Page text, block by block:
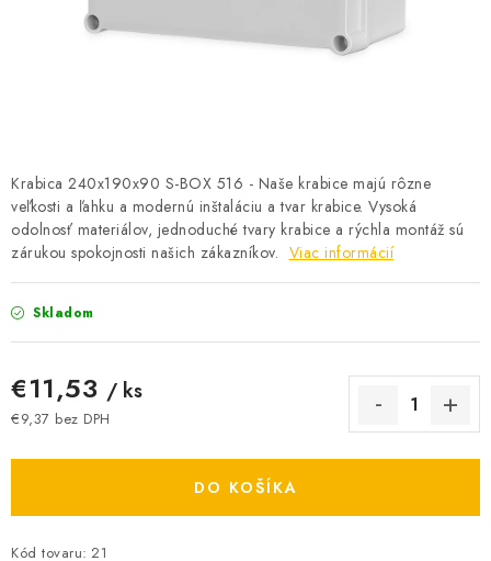
OBCHOD
O NÁS
ELEKTRICKÉ VYKUROVANIE A VENTILÁCIA
SVIETIDLÁ A SVETELNÉ ZDROJE
ÚLOŽNÝ MATERIÁL
ZÁSUVKY A VYPÍNAČE
DOMÁCNOSŤ
ELEKTROMEROVÉ ROZVÁDZAČE
Krabica 240x190x90 S-BOX 516 - Naše krabice majú rôzne
veľkosti a ľahku a modernú inštaláciu a tvar krabice. Vysoká
odolnosť materiálov, jednoduché tvary krabice a rýchla montáž sú
zárukou spokojnosti našich zákazníkov. Viac informácií
Skladom
€11,53 / ks
€9,37 bez DPH
DO KOŠÍKA
Kód tovaru: 21